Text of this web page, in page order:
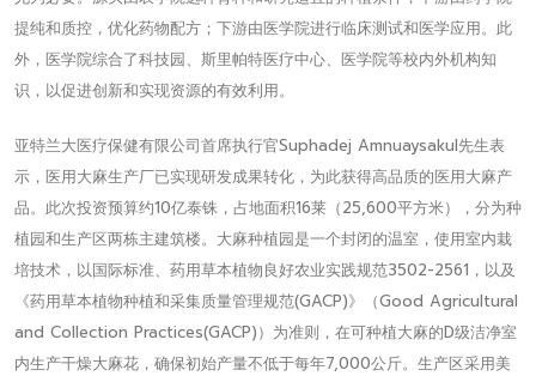
提纯和质控，优化药物配方；下游由医学院进行临床测试和医学应用。此
外，医学院综合了科技园、斯里帕特医疗中心、医学院等校内外机构知
识，以促进创新和实现资源的有效利用。
亚特兰大医疗保健有限公司首席执行官Suphadej Amnuaysakul先生表
示，医用大麻生产厂已实现研发成果转化，为此获得高品质的医用大麻产
品。此次投资预算约10亿泰铢，占地面积16莱（25,600平方米），分为种
植园和生产区两栋主建筑楼。大麻种植园是一个封闭的温室，使用室内栽
培技术，以国际标准、药用草本植物良好农业实践规范3502-2561，以及
《药用草本植物种植和采集质量管理规范(GACP)》（Good Agricultural
and Collection Practices(GACP)）为准则，在可种植大麻的D级洁净室
内生产干燥大麻花，确保初始产量不低于每年7,000公斤。生产区采用美